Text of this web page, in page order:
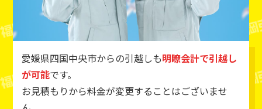
愛媛県四国中央市からの引越しも明瞭会計で引越し
が可能です。
お見積もりから料金が変更することはございませ